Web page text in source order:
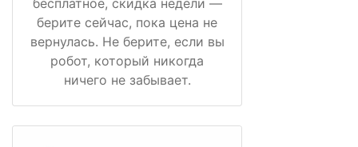
бесплатное, скидка недели —
берите сейчас, пока цена не
вернулась. Не берите, если вы
робот, который никогда
ничего не забывает.